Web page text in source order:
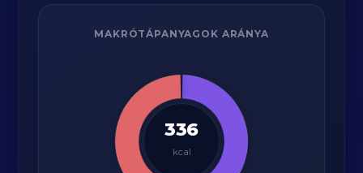
MAKRÓTÁPANYAGOK ARÁNYA
336
kcal